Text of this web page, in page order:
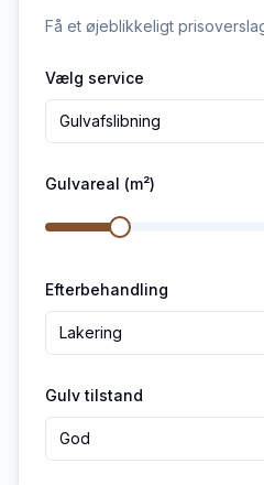
Få et øjeblikkeligt
Vælg service
Gulvafslibning
Gulvareal (m²)
Efterbehandling
Lakering
Gulv tilstand
God